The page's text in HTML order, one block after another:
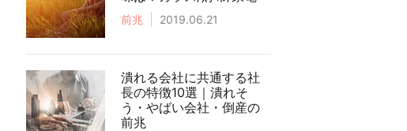
前兆 2019.06.21
潰れる会社に共通する社
長の特徴10選｜潰れそ
う・やばい会社・倒産の
前兆